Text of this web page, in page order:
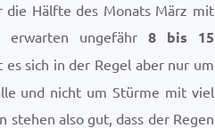
die Hälfte des Monats März mit
erwarten ungefähr 8 bis 15
es sich in der Regel aber nur um
und nicht um Stürme mit viel
stehen also gut, dass der Regen